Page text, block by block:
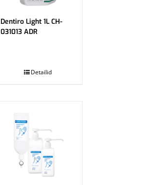
Dentiro Light 1L CH-
031013 ADR
Detailid